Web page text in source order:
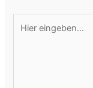
eingeben…